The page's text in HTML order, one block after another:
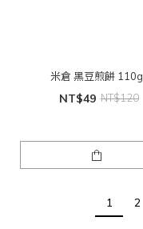
米倉 黑豆煎餅 110g
NT$49 NT$120
1 2